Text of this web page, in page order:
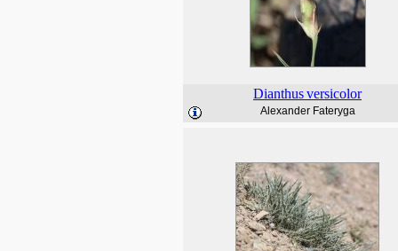
Dianthusversicolor
Alexander Fateryga